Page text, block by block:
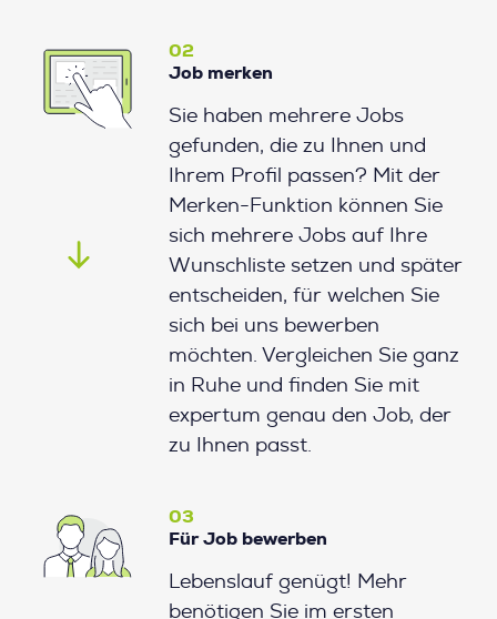
02
Job merken
Sie haben mehrere Jobs
gefunden, die zu Ihnen und
Ihrem Profil passen? Mit der
Merken-Funktion können Sie
sich mehrere Jobs auf Ihre
Wunschliste setzen und später
entscheiden, für welchen Sie
sich bei uns bewerben
möchten. Vergleichen Sie ganz
in Ruhe und finden Sie mit
expertum genau den Job, der
zu Ihnen passt.
03
Für Job bewerben
Lebenslauf genügt! Mehr
benötigen Sie im ersten